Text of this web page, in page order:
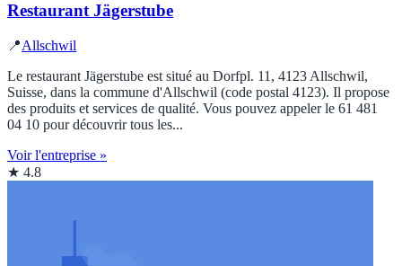
Restaurant Jägerstube
📍Allschwil
Le restaurant Jägerstube est situé au Dorfpl. 11, 4123 Allschwil,
Suisse, dans la commune d'Allschwil (code postal 4123). Il propose
des produits et services de qualité. Vous pouvez appeler le 61 481
04 10 pour découvrir tous les...
Voir l'entreprise »
★ 4.8